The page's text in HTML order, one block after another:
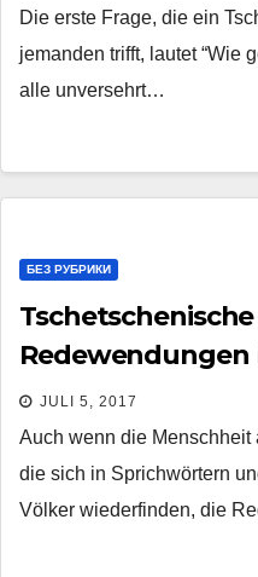
Die erste Frage, die ein
jemanden trifft, lautet “Wie
alle unversehrt…
БЕЗ РУБРИКИ
Redewendungen
JULI 5, 2017
Auch wenn die
die sich in Sprichwörtern
Völker wiederfinden, die